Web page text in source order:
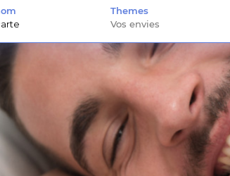
Themes